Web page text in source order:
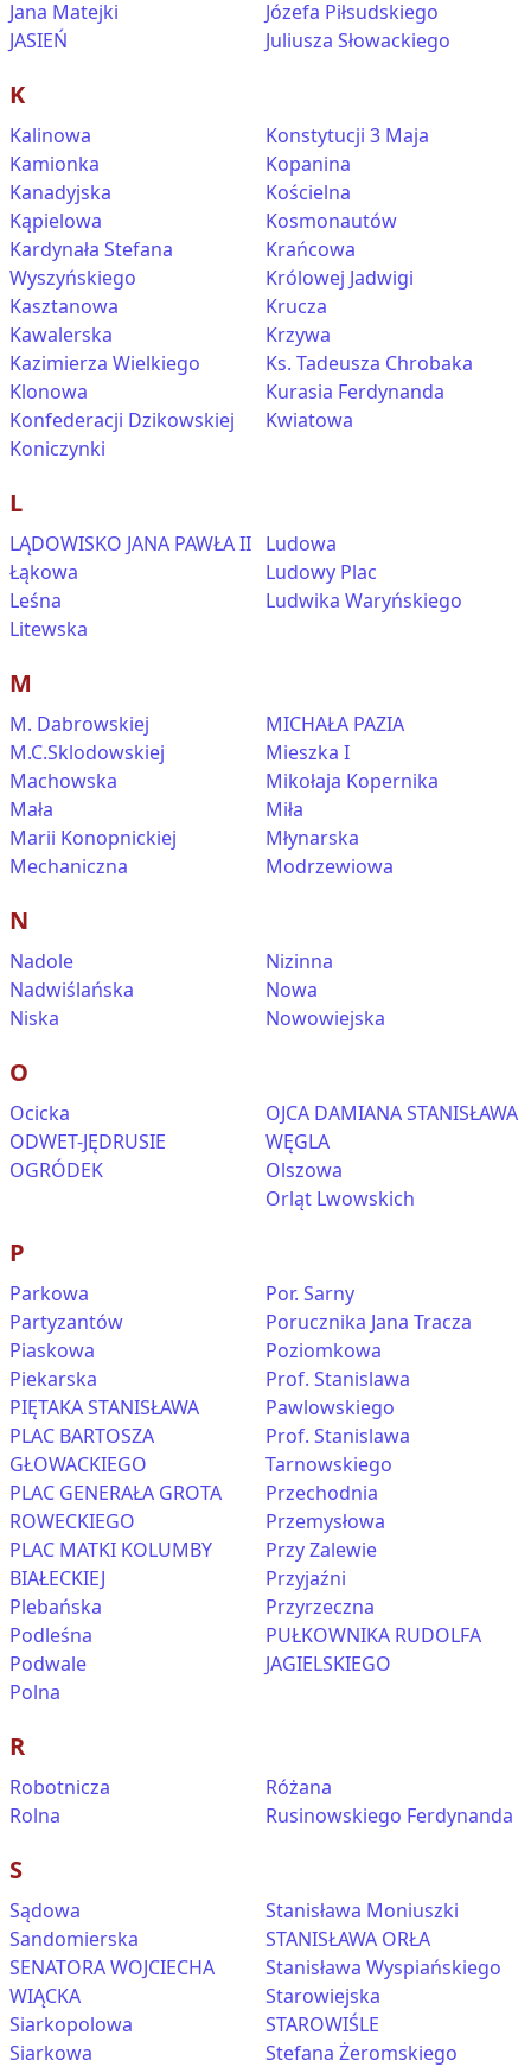
Jana Matejki
JASIEŃ
Józefa Piłsudskiego
Juliusza Słowackiego
K
Kalinowa
Kamionka
Kanadyjska
Kąpielowa
Kardynała Stefana
Wyszyńskiego
Kasztanowa
Kawalerska
Kazimierza Wielkiego
Klonowa
Konfederacji Dzikowskiej
Koniczynki
Konstytucji 3 Maja
Kopanina
Kościelna
Kosmonautów
Krańcowa
Królowej Jadwigi
Krucza
Krzywa
Ks. Tadeusza Chrobaka
Kurasia Ferdynanda
Kwiatowa
L
LĄDOWISKO JANA PAWŁA II
Łąkowa
Leśna
Litewska
Ludowa
Ludowy Plac
Ludwika Waryńskiego
M
M. Dabrowskiej
M.C.Sklodowskiej
Machowska
Mała
Marii Konopnickiej
Mechaniczna
MICHAŁA PAZIA
Mieszka I
Mikołaja Kopernika
Miła
Młynarska
Modrzewiowa
N
Nadole
Nadwiślańska
Niska
Nizinna
Nowa
Nowowiejska
O
Ocicka
ODWET-JĘDRUSIE
OGRÓDEK
OJCA DAMIANA STANISŁAWA
WĘGLA
Olszowa
Orląt Lwowskich
P
Parkowa
Partyzantów
Piaskowa
Piekarska
PIĘTAKA STANISŁAWA
PLAC BARTOSZA
GŁOWACKIEGO
PLAC GENERAŁA GROTA
ROWECKIEGO
PLAC MATKI KOLUMBY
BIAŁECKIEJ
Plebańska
Podleśna
Podwale
Polna
Por. Sarny
Porucznika Jana Tracza
Poziomkowa
Prof. Stanislawa
Pawlowskiego
Prof. Stanislawa
Tarnowskiego
Przechodnia
Przemysłowa
Przy Zalewie
Przyjaźni
Przyrzeczna
PUŁKOWNIKA RUDOLFA
JAGIELSKIEGO
R
Robotnicza
Rolna
Różana
Rusinowskiego Ferdynanda
S
Sądowa
Sandomierska
SENATORA WOJCIECHA
WIĄCKA
Siarkopolowa
Siarkowa
Stanisława Moniuszki
STANISŁAWA ORŁA
Stanisława Wyspiańskiego
Starowiejska
STAROWIŚLE
Stefana Żeromskiego